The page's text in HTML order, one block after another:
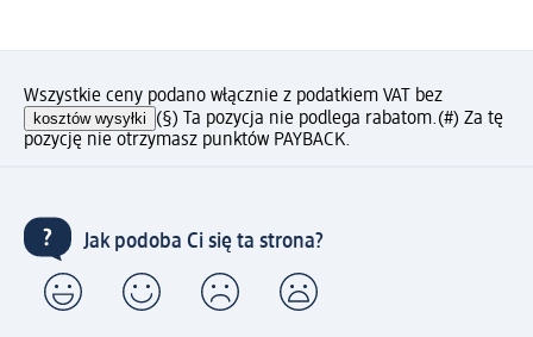
Wszystkie ceny podano włącznie z podatkiem VAT bez
kosztów wysyłki (§) Ta pozycja nie podlega rabatom.(#) Za tę
pozycję nie otrzymasz punktów PAYBACK.
Jak podoba Ci się ta strona?